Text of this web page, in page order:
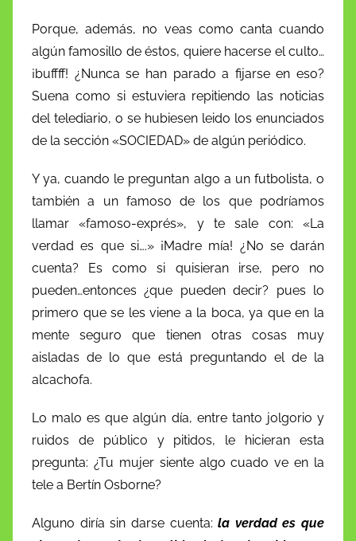
Porque, además, no veas como canta cuando
algún famosillo de éstos, quiere hacerse el culto…
¡buffff! ¿Nunca se han parado a fijarse en eso?
Suena como si estuviera repitiendo las noticias
del telediario, o se hubiesen leido los enunciados
de la sección «SOCIEDAD» de algún periódico.
Y ya, cuando le preguntan algo a un futbolista, o
también a un famoso de los que podríamos
llamar «famoso-exprés», y te sale con: «La
verdad es que si….» ¡Madre mía! ¿No se darán
cuenta? Es como si quisieran irse, pero no
pueden…entonces ¿que pueden decir? pues lo
primero que se les viene a la boca, ya que en la
mente seguro que tienen otras cosas muy
aisladas de lo que está preguntando el de la
alcachofa.
Lo malo es que algún día, entre tanto jolgorio y
ruidos de público y pitidos, le hicieran esta
pregunta: ¿Tu mujer siente algo cuado ve en la
tele a Bertín Osborne?
Alguno diría sin darse cuenta:la verdad es que